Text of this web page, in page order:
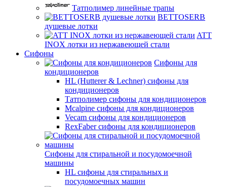
Татполимер линейные трапы
BETTOSERB
душевые лотки
ATT
INOX лотки из нержавеющей стали
Сифоны
Сифоны для
кондиционеров
HL (Hutterer & Lechner) сифоны для
кондиционеров
Татполимер сифоны для кондиционеров
Mcalpine сифоны для кондиционеров
Vecam сифоны для кондиционеров
RexFaber сифоны для кондиционеров
Сифоны для стиральной и посудомоечной
машины
HL сифоны для стиральных и
посудомоечных машин